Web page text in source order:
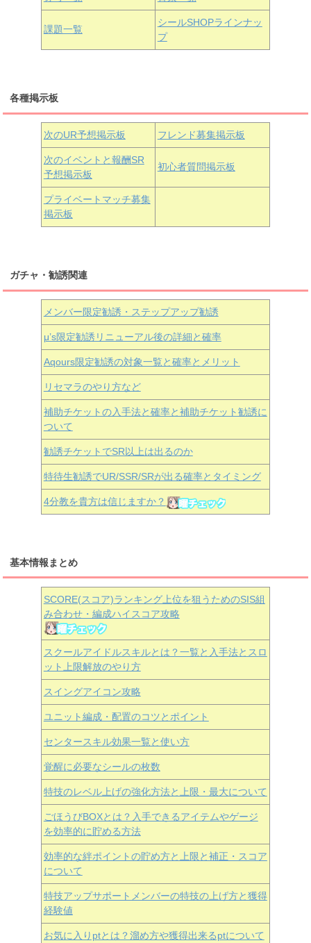
浦の星女学院3年生
黒澤ダイヤ
朝香果林 近江彼方 エマ・ヴェルデ
課題一覧
シールSHOPラインナッ
プ
各種掲示板
次のUR予想掲示板 フレンド募集掲示板
次のイベントと報酬SR
予想掲示板
初心者質問掲示板
プライベートマッチ募集
掲示板
ガチャ・勧誘関連
メンバー限定勧誘・ステップアップ勧誘
μ’s限定勧誘リニューアル後の詳細と確率
Aqours限定勧誘の対象一覧と確率とメリット
リセマラのやり方など
補助チケットの入手法と確率と補助チケット勧誘に
ついて
勧誘チケットでSR以上は出るのか
特待生勧誘でUR/SSR/SRが出る確率とタイミング
4分教を貴方は信じますか？
基本情報まとめ
SCORE(スコア)ランキング上位を狙うためのSIS組
み合わせ・編成ハイスコア攻略
スクールアイドルスキルとは？一覧と入手法とスロ
ット上限解放のやり方
スイングアイコン攻略
ユニット編成・配置のコツとポイント
センタースキル効果一覧と使い方
覚醒に必要なシールの枚数
特技のレベル上げの強化方法と上限・最大について
ごほうびBOXとは？入手できるアイテムやゲージ
を効率的に貯める方法
効率的な絆ポイントの貯め方と上限と補正・スコア
について
特技アップサポートメンバーの特技の上げ方と獲得
経験値
お気に入りptとは？溜め方や獲得出来るptについて